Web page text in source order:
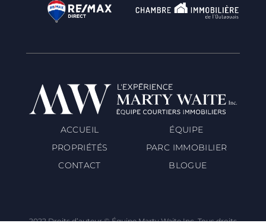
ACCUEIL
ÉQUIPE
PROPRIÉTÉS
PARC IMMOBILIER
CONTACT
BLOGUE
2022 Droits d’auteur © Équipe Marty Waite Inc. Tous droits